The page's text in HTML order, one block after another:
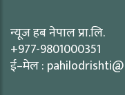
न्यूज हब नेपाल प्रा.लि.
+977-9801000351
ई–मेल :